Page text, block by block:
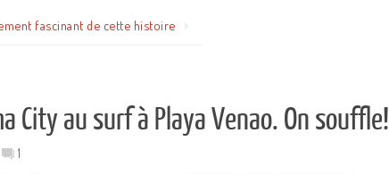
fascinant de cette histoire
City au surf à Playa Venao. On souffle!
1